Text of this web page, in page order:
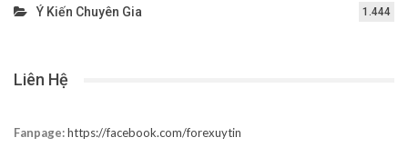
Ý Kiến Chuyên Gia 1.444
Liên Hệ
Fanpage:https://facebook.com/forexuytin